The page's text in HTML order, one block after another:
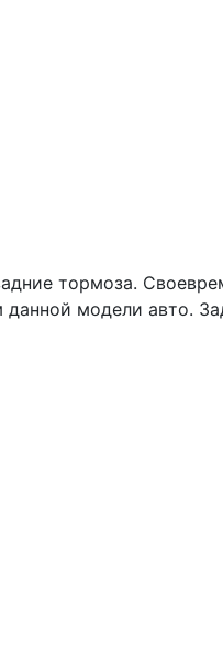
тормоза.
данной модели авто.